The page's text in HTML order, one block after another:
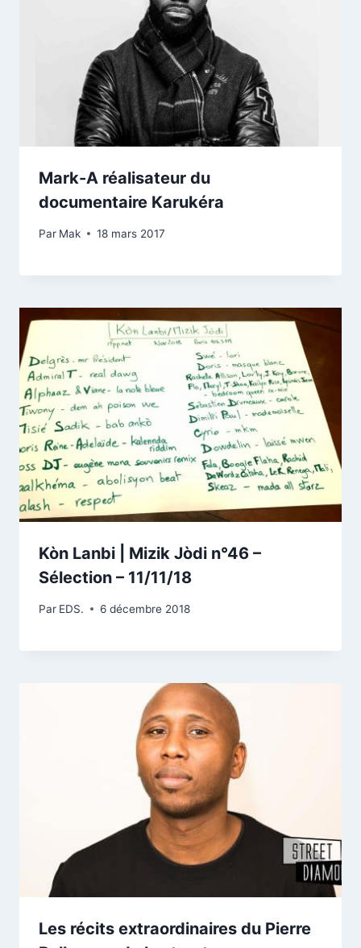
Mark-A réalisateur du
documentaire Karukéra
Par Mak 18 mars 2017
Kòn Lanbi | Mizik Jòdi n°46 –
Sélection – 11/11/18
Par EDS. 6 décembre 2018
Les récits extraordinaires du Pierre